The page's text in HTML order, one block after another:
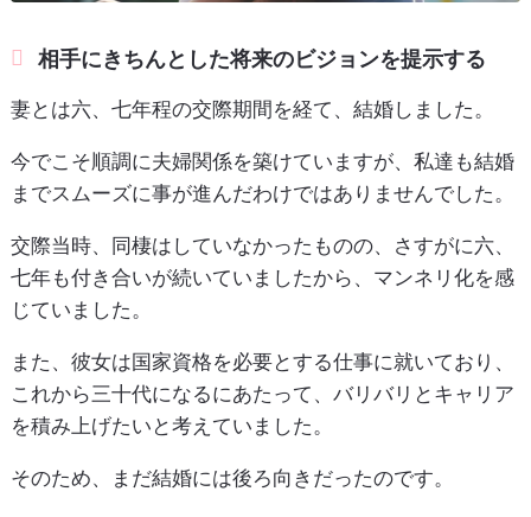
相手にきちんとした将来のビジョンを提示する
妻とは六、七年程の交際期間を経て、結婚しました。
今でこそ順調に夫婦関係を築けていますが、私達も結婚
までスムーズに事が進んだわけではありませんでした。
交際当時、同棲はしていなかったものの、さすがに六、
七年も付き合いが続いていましたから、マンネリ化を感
じていました。
また、彼女は国家資格を必要とする仕事に就いており、
これから三十代になるにあたって、バリバリとキャリア
を積み上げたいと考えていました。
そのため、まだ結婚には後ろ向きだったのです。